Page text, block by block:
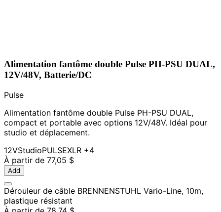
Alimentation fantôme double Pulse PH-PSU DUAL,
12V/48V, Batterie/DC
Pulse
Alimentation fantôme double Pulse PH-PSU DUAL,
compact et portable avec options 12V/48V. Idéal pour
studio et déplacement.
12VStudioPULSEXLR +4
À partir de 77,05 $
Add
Dérouleur de câble BRENNENSTUHL Vario-Line, 10m,
plastique résistant